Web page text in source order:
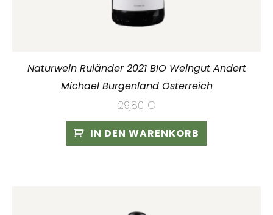
Naturwein Ruländer 2021 BIO Weingut Andert
Michael Burgenland Österreich
29,80 €
IN DEN WARENKORB